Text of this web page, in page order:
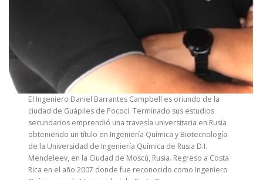
El Ingeniero Daniel Barrantes Campbell es oriundo de la
ciudad de Guápiles de Pococí. Terminado sus estudios
secundarios emprendió una travesía universitaria en Rusia
obteniendo un título en Ingeniería Química y Biotecnología
de la Universidad de Ingeniería Química de Rusia D.I.
Mendeleev, en la Ciudad de Moscú, Rusia. Regreso a Costa
Rica en el año 2007 donde fue reconocido como Ingeniero